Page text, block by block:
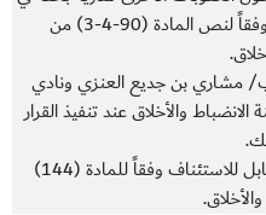
حال نفاذها وذلك وفقاً لنص المادة (90-4-3) من
مشاري بن جديع العنزي ونادي
الانضباط والأخلاق عند تنفيذ القرار
سادساً: قرار غير قابل للاستئناف وفقاً للمادة (144)